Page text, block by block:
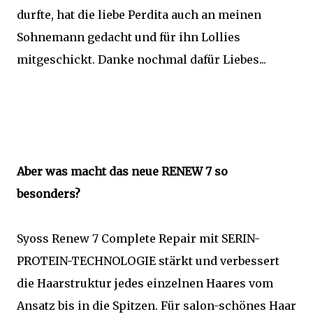
durfte, hat die liebe Perdita auch an meinen
Sohnemann gedacht und für ihn Lollies
mitgeschickt. Danke nochmal dafür Liebes...
Aber was macht das neue RENEW 7 so
besonders?
Syoss Renew 7 Complete Repair mit SERIN-
PROTEIN-TECHNOLOGIE stärkt und verbessert
die Haarstruktur jedes einzelnen Haares vom
Ansatz bis in die Spitzen. Für salon-schönes Haar